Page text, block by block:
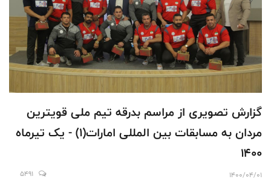
گزارش تصویری از مراسم بدرقه تیم ملی قویترین
مردان به مسابقات بین المللی امارات(1) - یک تیرماه
1400
1400/04/01
5491